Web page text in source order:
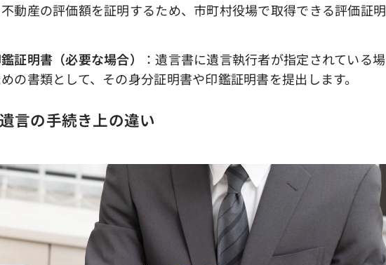
不動産の評価額を証明するため、市町村役場で取得できる評価証明
証明書（必要な場合）
：遺言書に遺言執行者が指定されている場
の書類として、その身分証明書や印鑑証明書を提出します。
言の手続き上の違い